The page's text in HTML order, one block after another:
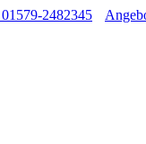
01579-2482345